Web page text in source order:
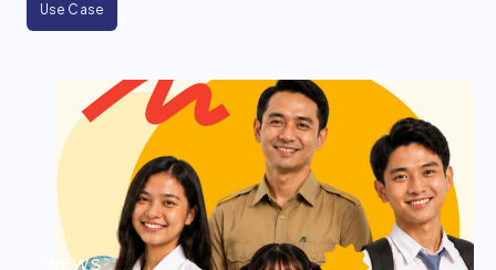
Use Case
NEWS